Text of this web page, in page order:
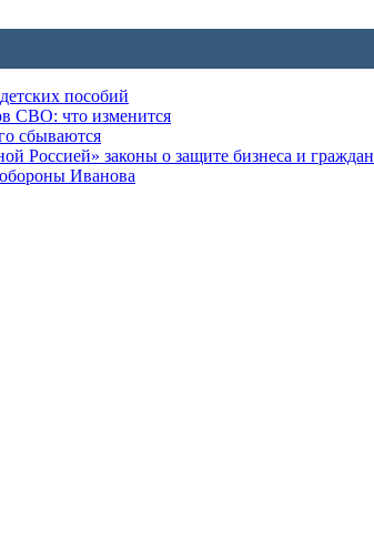
пособий
СВО: что изменится
сбываются
Россией» законы о защите бизнеса и граждан
Иванова